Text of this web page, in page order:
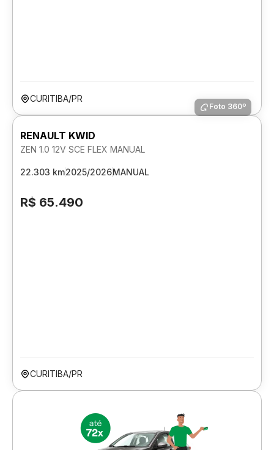
CURITIBA/PR
Foto 360º
RENAULT KWID
ZEN 1.0 12V SCE FLEX MANUAL
22.303 km2025/2026MANUAL
R$ 65.490
CURITIBA/PR